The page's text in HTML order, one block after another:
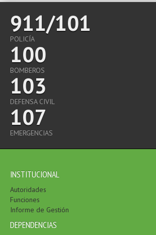
911/101
POLICÍA
100
BOMBEROS
103
DEFENSA CIVIL
107
EMERGENCIAS
INSTITUCIONAL
Autoridades
Funciones
Informe de Gestión
DEPENDENCIAS